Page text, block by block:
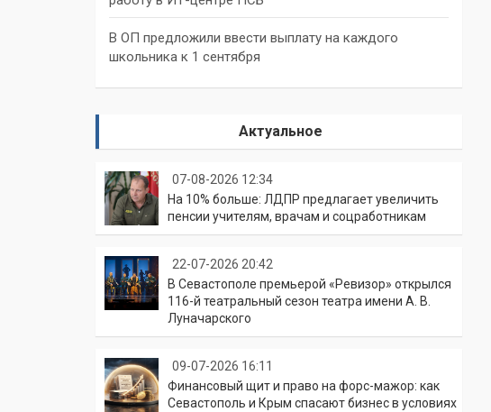
В ОП предложили ввести выплату на каждого
школьника к 1 сентября
Актуальное
07-08-2026 12:34
На 10% больше: ЛДПР предлагает увеличить
пенсии учителям, врачам и соцработникам
22-07-2026 20:42
В Севастополе премьерой «Ревизор» открылся
116-й театральный сезон театра имени А. В.
Луначарского
09-07-2026 16:11
Финансовый щит и право на форс-мажор: как
Севастополь и Крым спасают бизнес в условиях